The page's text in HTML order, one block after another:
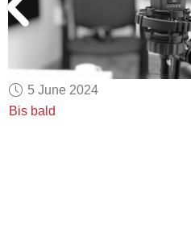
5 June 2024
Bis bald